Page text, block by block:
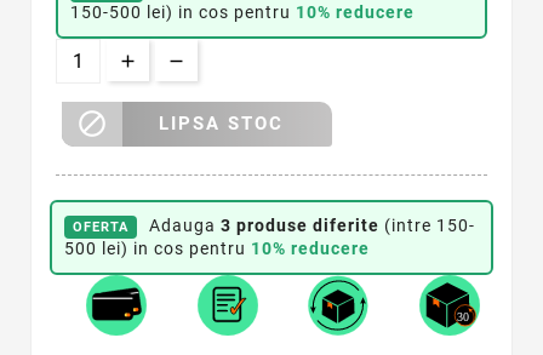
150-500 lei) in cos pentru 10% reducere
 LIPSA STOC
OFERTA Adauga 3 produse diferite (intre 150-
500 lei) in cos pentru 10% reducere